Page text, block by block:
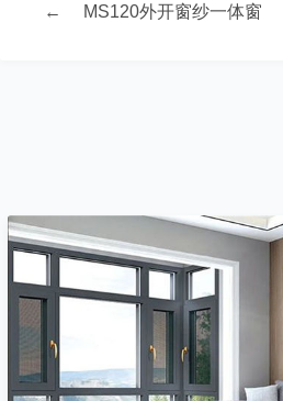
← MS120外开窗纱一体窗